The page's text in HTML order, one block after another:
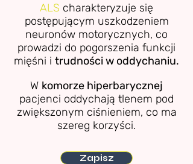
ALS charakteryzuje się
postępującym uszkodzeniem
neuronów motorycznych, co
prowadzi do pogorszenia funkcji
mięśni i trudności w oddychaniu.
W komorze hiperbarycznej
pacjenci oddychają tlenem pod
zwiększonym ciśnieniem, co ma
szereg korzyści.
Zapisz